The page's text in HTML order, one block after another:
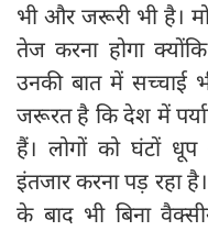
भी और जरूरी भी है।
तेज करना होगा
उनकी बात में सच्चाई
जरूरत है कि देश में
हैं। लोगों को घंटों
इंतजार करना पड़ रहा
के बाद भी बिना